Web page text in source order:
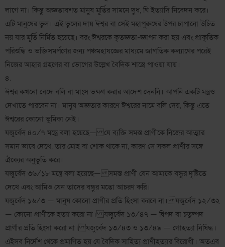
লাগে না। কিন্তু অজ্ঞতাবশত মানুষ মূর্তির সামনে দুধ, ঘি ইত্যাদি নিবেদন করে।
এটি মানুষের ভুল। এই ভুলের দায় ঈশ্বর বা সেই মহাপুরুষের উপর চাপানো উচিত
নয় যার মূর্তি নির্মিত হয়েছে। বরং ঈশ্বরকে কৃতজ্ঞতা-জ্ঞাপন করা হয় এবং প্রাকৃতিক
পরিশুদ্ধি ও ভক্তিসমর্পণের জন্য পঞ্চমহাযজ্ঞের মাধ্যমে জাগতিক কল্যাণের পরেই
নিজের আহার গ্রহণের বা ভোগের উল্লেখ বৈদিক শাস্ত্রে পাওয়া যায়।
৪.
ঈশ্বর কখনো বেদে বলি বা মাংস ভক্ষণ করার আদেশ দেননি। আপনি একটি মন্ত্রও
দেখাতে পারবেন না। মানুষ অজ্ঞতার কারণে ঈশ্বরের নামে বলি দেয়, কিন্তু এতে
ঈশ্বরের কোনো ভূমিকা নেই।
যজুর্বেদ ৪০/৭ মন্ত্রে বলা হয়েছে— যে ব্যক্তি সমস্ত প্রাণীকে নিজের আত্মার
সমান ভাবে দেখে, তার মোহ বা শোক থাকে না, কারণ সে সকল প্রাণীর সঙ্গে
ঐক্যের অনুভূতি করে।
যজুর্বেদ ৩৬/১৮ মন্ত্রে বলা হয়েছে— সমস্ত প্রাণী যেন আমাকে বন্ধুর দৃষ্টিতে
দেখে এবং আমিও যেন তাদের বন্ধুর মতো আচরণ করি।
যজুর্বেদ ১৬/৩ — মানুষ কোনো প্রাণীর প্রতি হিংসা করবে না। যজুর্বেদ ১২/৩২
— কোনো প্রাণীকে হত্যা করো না। যজুর্বেদ ১৩/৪৭ — দ্বিপদ বা চতুষ্পদ
প্রাণীর প্রতি হিংসা করো না। যজুর্বেদ ১৩/৪৩ ও ১৩/৪৯ — গোহত্যা নিষিদ্ধ।
এইসব নির্দেশ থেকে প্রমাণিত হয় যে বৈদিক সাহিত্য প্রাণীহত্যার বিরোধী। অতএব